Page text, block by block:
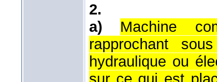
2.
a)
Machine
rapprochant
hydraulique ou